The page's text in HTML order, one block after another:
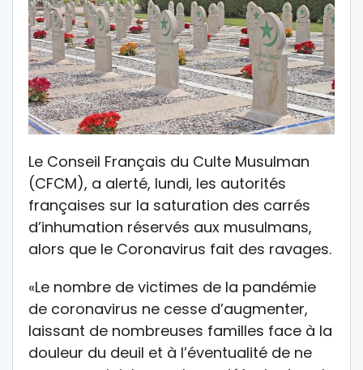
Le Conseil Français du Culte Musulman
(CFCM), a alerté, lundi, les autorités
françaises sur la saturation des carrés
d’inhumation réservés aux musulmans,
alors que le Coronavirus fait des ravages.
«Le nombre de victimes de la pandémie
de coronavirus ne cesse d’augmenter,
laissant de nombreuses familles face à la
douleur du deuil et à l’éventualité de ne